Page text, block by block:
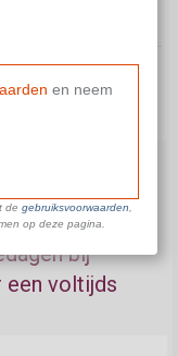
abonnement.
een deeltijds
bij
een voltijds
en neem
de gebruiksvoorwaarden
op deze pagina.